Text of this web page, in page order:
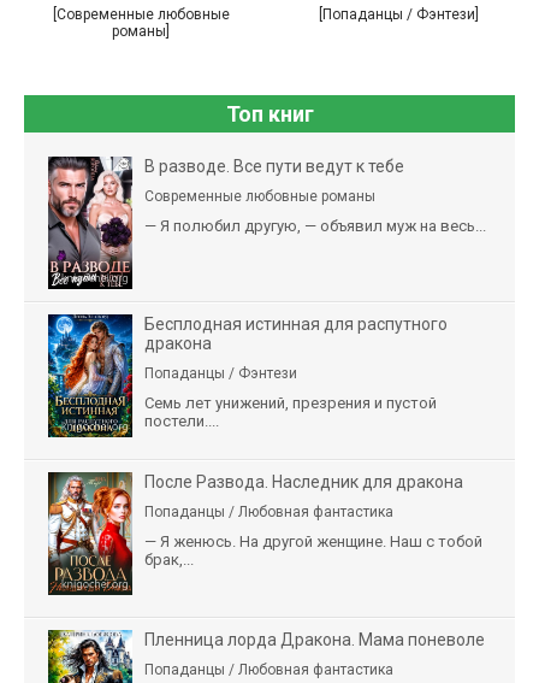
[Современные любовные
романы]
[Попаданцы / Фэнтези]
Топ книг
В разводе. Все пути ведут к тебе
Современные любовные романы
— Я полюбил другую, — объявил муж на весь...
Бесплодная истинная для распутного
дракона
Попаданцы / Фэнтези
Семь лет унижений, презрения и пустой
постели....
После Развода. Наследник для дракона
Попаданцы / Любовная фантастика
— Я женюсь. На другой женщине. Наш с тобой
брак,...
Пленница лорда Дракона. Мама поневоле
Попаданцы / Любовная фантастика